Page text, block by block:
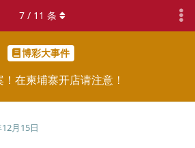
博彩大事件
在柬埔寨开店请注意！
7 / 11 条
月15日